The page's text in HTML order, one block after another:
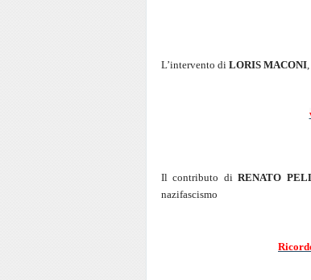
L’intervento di LORIS MACONI
Il contributo diRENATO
nazifascismo